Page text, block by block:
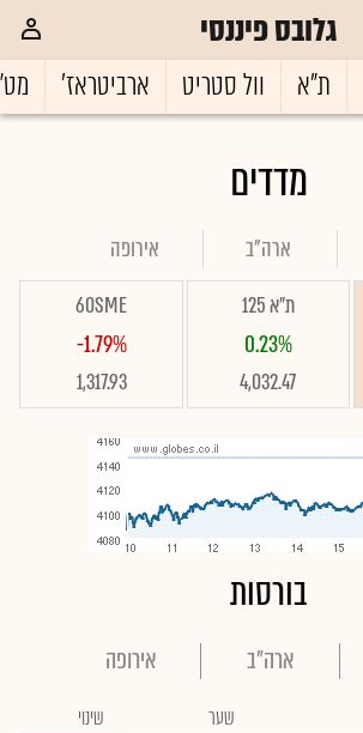
גלובס פיננסי
ת"א וול סטריט ארביטראז'
מדדים
ארה"ב אירופה
ת"א 125
0.23%
4,032.47
60SME
-1.79%
1,317.93
בורסות
ארה"ב אירופה
שער שינוי